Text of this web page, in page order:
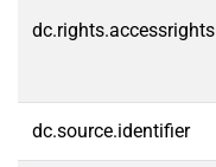
dc.rights.accessrights
dc.source.identifier